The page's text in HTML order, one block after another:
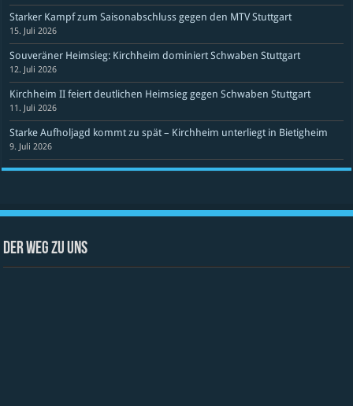
Starker Kampf zum Saisonabschluss gegen den MTV Stuttgart
15. Juli 2026
Souveräner Heimsieg: Kirchheim dominiert Schwaben Stuttgart
12. Juli 2026
Kirchheim II feiert deutlichen Heimsieg gegen Schwaben Stuttgart
11. Juli 2026
Starke Aufholjagd kommt zu spät – Kirchheim unterliegt in Bietigheim
9. Juli 2026
Der Weg zu uns